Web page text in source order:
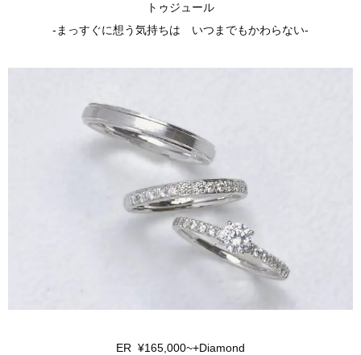
トゥジュール
-まっすぐに想う気持ちは いつまでもかわらない-
ER ¥165,000~+Diamond